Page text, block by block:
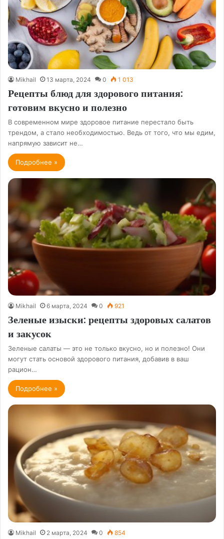
Mikhail 13 марта, 2024 0 1 013
Рецепты блюд для здорового питания:
готовим вкусно и полезно
В современном мире здоровое питание перестало быть
трендом, а стало необходимостью. Ведь от того, что мы едим,
напрямую зависит не…
Подробнее »
Mikhail 6 марта, 2024 0 921
Зеленые изыски: рецепты здоровых салатов
и закусок
Зеленые салаты — это не только вкусно, но и полезно! Они
могут стать основой здорового питания, добавив в ваш
рацион…
Подробнее »
Mikhail 2 марта, 2024 0 854